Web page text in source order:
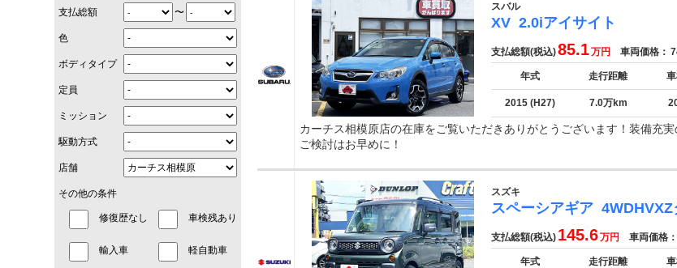
支払総額 〜
色
ボディタイプ
定員
ミッション
駆動方式
店舗
その他の条件
修復歴なし 車検残あり
輸入車 軽自動車
スバル
XV 2.0iアイサイト
支払総額(税込)85.1万円 車両価格：
年式 走行距離
2015 (H27) 7.0万km
カーチス相模原店の在庫をご覧いただきありがとうございます！装備充
ご検討はお早めに！
スズキ
スペーシアギア 4WDHVXZ
支払総額(税込) 145.6万円 車両価格：
年式 走行距離